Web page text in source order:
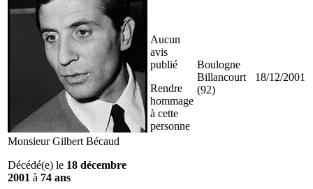
Monsieur Gilbert Bécaud
Décédé(e) le 18 décembre
2001 à 74 ans
Aucun
avis
publié
Rendre
hommage
à cette
personne
Boulogne
Billancourt
(92)
18/12/2001